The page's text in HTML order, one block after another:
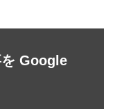
Google